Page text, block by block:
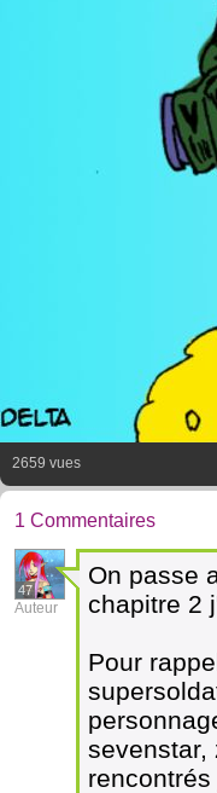
2659 vues
1 Commentaires
47
Auteur
On passe
chapitre 2
Pour
sevenstar,